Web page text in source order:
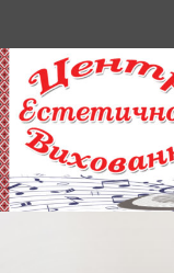
Skip
to
content